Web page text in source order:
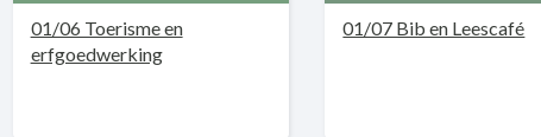
01/06 Toerisme en
erfgoedwerking
01/07 Bib en Leescafé